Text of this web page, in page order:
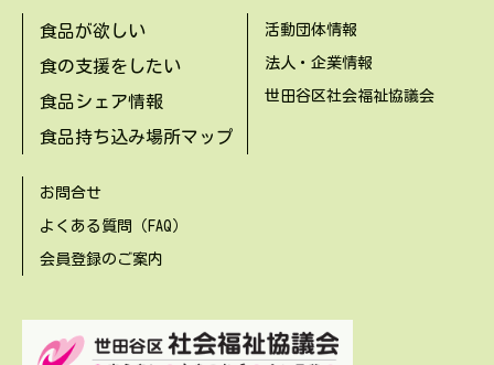
食品が欲しい
食の支援をしたい
食品シェア情報
食品持ち込み場所マップ
活動団体情報
法人・企業情報
世田谷区社会福祉協議会
お問合せ
よくある質問（FAQ）
会員登録のご案内